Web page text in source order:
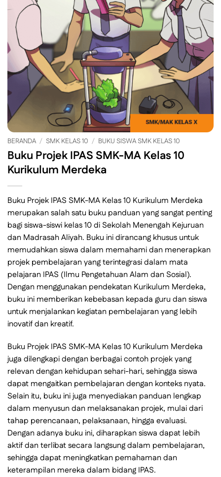
BERANDA / SMK KELAS 10 / BUKU SISWA SMK KELAS 10
Buku Projek IPAS SMK-MA Kelas 10
Kurikulum Merdeka
Buku Projek IPAS SMK-MA Kelas 10 Kurikulum Merdeka
merupakan salah satu buku panduan yang sangat penting
bagi siswa-siswi kelas 10 di Sekolah Menengah Kejuruan
dan Madrasah Aliyah. Buku ini dirancang khusus untuk
memudahkan siswa dalam memahami dan menerapkan
projek pembelajaran yang terintegrasi dalam mata
pelajaran IPAS (Ilmu Pengetahuan Alam dan Sosial).
Dengan menggunakan pendekatan Kurikulum Merdeka,
buku ini memberikan kebebasan kepada guru dan siswa
untuk menjalankan kegiatan pembelajaran yang lebih
inovatif dan kreatif.
Buku Projek IPAS SMK-MA Kelas 10 Kurikulum Merdeka
juga dilengkapi dengan berbagai contoh projek yang
relevan dengan kehidupan sehari-hari, sehingga siswa
dapat mengaitkan pembelajaran dengan konteks nyata.
Selain itu, buku ini juga menyediakan panduan lengkap
dalam menyusun dan melaksanakan projek, mulai dari
tahap perencanaan, pelaksanaan, hingga evaluasi.
Dengan adanya buku ini, diharapkan siswa dapat lebih
aktif dan terlibat secara langsung dalam pembelajaran,
sehingga dapat meningkatkan pemahaman dan
keterampilan mereka dalam bidang IPAS.